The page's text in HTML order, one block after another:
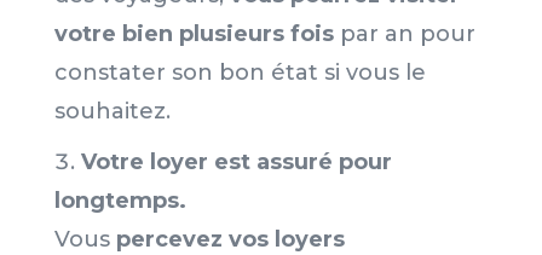
votre bien plusieurs foispar an pour
constater son bon état si vous le
souhaitez.
Votre loyer est assuré pour
longtemps.
Vous percevez vos loyers